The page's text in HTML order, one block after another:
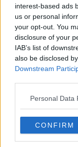
interest-based ads
us or personal
your opt-out. You
disclosure of your
IAB’s list of
also be disclosed
Downstream
Personal Data
CONFIRM
Materie
in 10 anni
La
Tour
Opzioni
La
Sfida